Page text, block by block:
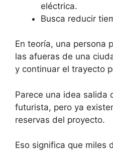
eléctrica.
Busca reducir
En teoría, una persona
las afueras de una
y continuar el trayecto
Parece una idea salida
futurista, pero ya
reservas del proyecto.
Eso significa que miles